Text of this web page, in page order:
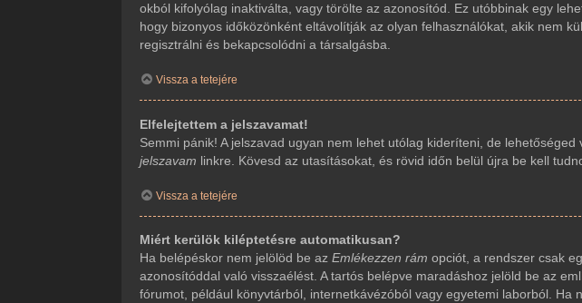
okból kifolyólag inaktiválta, vagy törölte az azonosítód. Ez utóbbinak egy
hogy bizonyos időközönként eltávolítják az olyan felhasználókat, akik nem
regisztrálni és bekapcsolódni a társalgásba.
Vissza a tetejére
Elfelejtettem a jelszavamat!
Semmi pánik! A jelszavad ugyan nem lehet utólag kideríteni, de
jelszavam linkre. Kövesd az utasításokat, és rövid időn belül újra be kell
Vissza a tetejére
Miért kerülök kiléptetésre automatikusan?
Ha belépéskor nem jelölöd be azEmlékezzen rám opciót, a rendszer csak
azonosítóddal való visszaélést. A tartós belépve maradáshoz jelöld be az
fórumot, például könyvtárból, internetkávézóból vagy egyetemi laborból.